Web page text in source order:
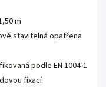
m
stavitelná opatřena
podle EN 1004-1
fixací